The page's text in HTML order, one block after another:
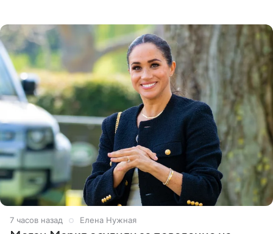
7 часов назад Елена Нужная